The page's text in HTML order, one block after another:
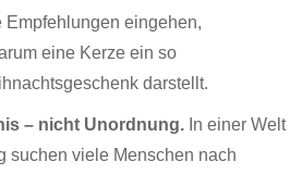
Empfehlungen eingehen,
eine Kerze ein so
darstellt.
– nicht Unordnung. In einer Welt
suchen viele Menschen nach